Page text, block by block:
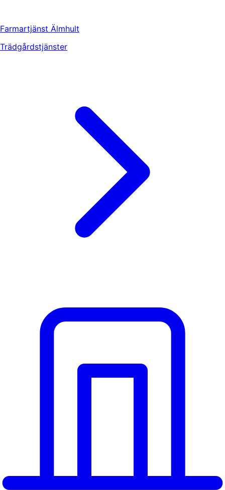
Farmartjänst Älmhult
Trädgårdstjänster